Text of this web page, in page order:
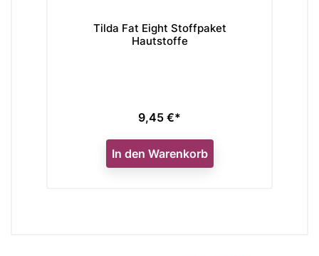
Tilda Fat Eight Stoffpaket
Hautstoffe
Preis
9,45 €*
In den Warenkorb